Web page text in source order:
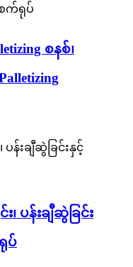
စနစ်၊
ပန်းချီဆွဲခြင်း
ပ်